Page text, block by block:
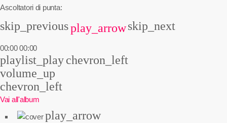
Ascoltatori di punta:
skip_previousplay_arrowskip_next
00:00 00:00
playlist_playchevron_left
volume_up
chevron_left
Vai all'album
play_arrow